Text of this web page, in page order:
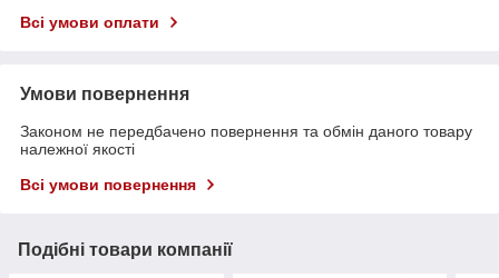
Всі умови оплати
Умови повернення
Законом не передбачено повернення та обмін даного товару
належної якості
Всі умови повернення
Подібні товари компанії